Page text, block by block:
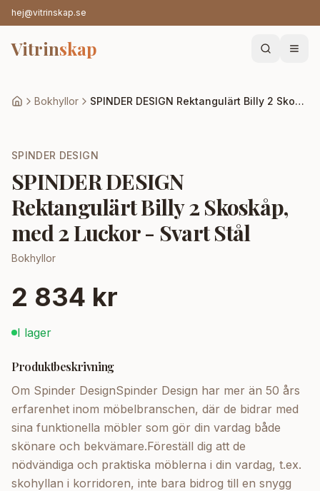
hej@vitrinskap.se
Vitrinskap
Bokhyllor SPINDER DESIGN Rektangulärt Billy 2 Skoskåp, med 2 Luckor - Svart Stål
SPINDER DESIGN
SPINDER DESIGN
Rektangulärt Billy 2 Skoskåp,
med 2 Luckor - Svart Stål
Bokhyllor
2 834 kr
I lager
Produktbeskrivning
Om Spinder DesignSpinder Design har mer än 50 års
erfarenhet inom möbelbranschen, där de bidrar med
sina funktionella möbler som gör din vardag både
skönare och bekvämare.Föreställ dig att de
nödvändiga och praktiska möblerna i din vardag, t.ex.
skohyllan i korridoren, inte bara bidrog till en snygg